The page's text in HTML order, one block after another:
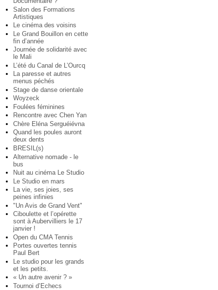
Salon des Formations
Artistiques
Le cinéma des voisins
Le Grand Bouillon en cette
fin d’année
Journée de solidarité avec
le Mali
L’été du Canal de L’Ourcq
La paresse et autres
menus péchés
Stage de danse orientale
Woyzeck
Foulées féminines
Rencontre avec Chen Yan
Chère Eléna Serguéiévna
Quand les poules auront
deux dents
BRESIL(s)
Alternative nomade - le
bus
Nuit au cinéma Le Studio
Le Studio en mars
La vie, ses joies, ses
peines infinies
"Un Avis de Grand Vent"
Ciboulette et l’opérette
sont à Aubervilliers le 17
janvier !
Open du CMA Tennis
Portes ouvertes tennis
Paul Bert
Le studio pour les grands
et les petits.
« Un autre avenir ? »
Tournoi d’Echecs